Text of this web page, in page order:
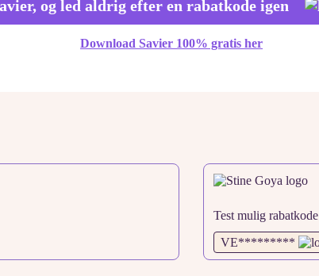
og led aldrig efter en rabatkode igen
Download Savier 100% gratis her
Test mulig rabatkode
VE*********